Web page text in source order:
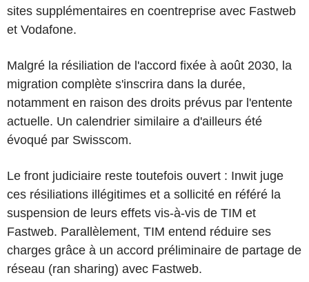
sites supplémentaires en coentreprise avec Fastweb
et Vodafone.
Malgré la résiliation de l'accord fixée à août 2030, la
migration complète s'inscrira dans la durée,
notamment en raison des droits prévus par l'entente
actuelle. Un calendrier similaire a d'ailleurs été
évoqué par Swisscom.
Le front judiciaire reste toutefois ouvert : Inwit juge
ces résiliations illégitimes et a sollicité en référé la
suspension de leurs effets vis-à-vis de TIM et
Fastweb. Parallèlement, TIM entend réduire ses
charges grâce à un accord préliminaire de partage de
réseau (ran sharing) avec Fastweb.